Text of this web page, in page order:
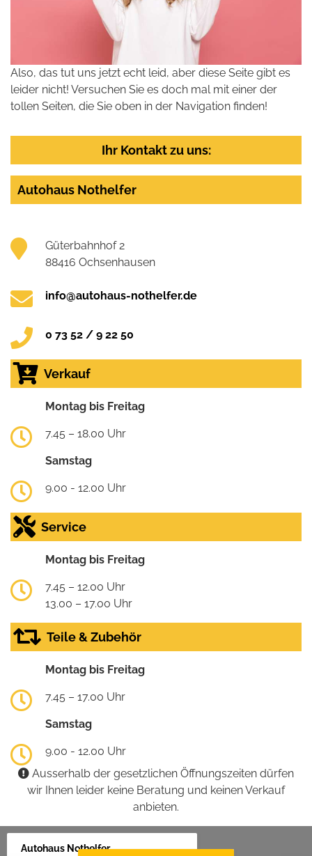
Also, das tut uns jetzt echt leid, aber diese Seite gibt es
leider nicht! Versuchen Sie es doch mal mit einer der
tollen Seiten, die Sie oben in der Navigation finden!
Ihr Kontakt zu uns:
Autohaus Nothelfer
Güterbahnhof 2
88416 Ochsenhausen
info@autohaus-nothelfer.de
0 73 52 / 9 22 50
Verkauf
Montag bis Freitag
7.45 – 18.00 Uhr
Samstag
9.00 - 12.00 Uhr
Service
Montag bis Freitag
7.45 – 12.00 Uhr
13.00 – 17.00 Uhr
Teile & Zubehör
Montag bis Freitag
7.45 – 17.00 Uhr
Samstag
9.00 - 12.00 Uhr
Ausserhalb der gesetzlichen Öffnungszeiten dürfen
wir Ihnen leider keine Beratung und keinen Verkauf
anbieten.
Autohaus Nothelfer